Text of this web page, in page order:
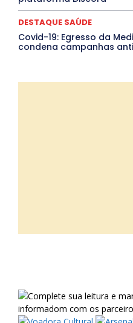
DESTAQUE SAÚDE
Covid-19: Egresso da
condena campanhas